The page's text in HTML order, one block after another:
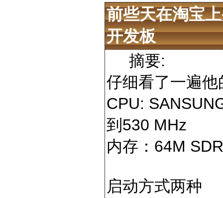
前些天在淘宝
开发板
摘要:
仔细看了一遍
CPU:
到530 MHz
内存：64M
启动方式两种